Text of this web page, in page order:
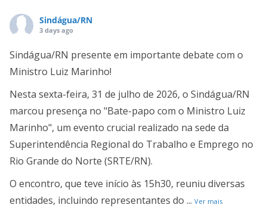
Sindágua/RN
3 days ago
Sindágua/RN presente em importante debate com o
Ministro Luiz Marinho!
Nesta sexta-feira, 31 de julho de 2026, o Sindágua/RN
marcou presença no "Bate-papo com o Ministro Luiz
Marinho", um evento crucial realizado na sede da
Superintendência Regional do Trabalho e Emprego no
Rio Grande do Norte (SRTE/RN).
O encontro, que teve início às 15h30, reuniu diversas
entidades, incluindo representantes do ... Ver mais